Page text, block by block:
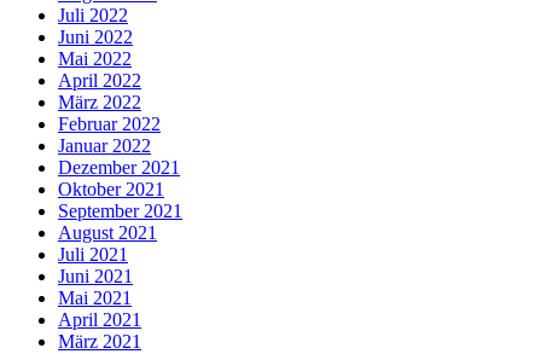
Juli 2022
Juni 2022
Mai 2022
April 2022
März 2022
Februar 2022
Januar 2022
Dezember 2021
Oktober 2021
September 2021
August 2021
Juli 2021
Juni 2021
Mai 2021
April 2021
März 2021